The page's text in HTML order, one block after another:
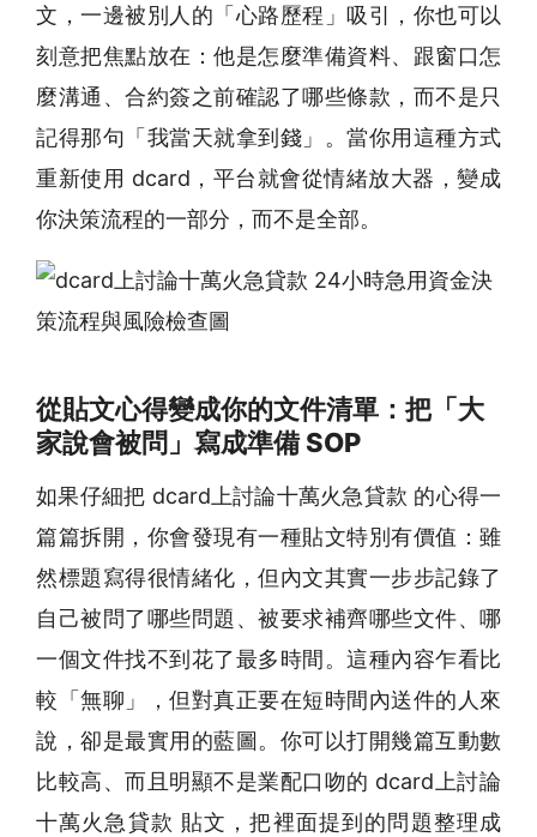
文，一邊被別人的「心路歷程」吸引，你也可以
刻意把焦點放在：他是怎麼準備資料、跟窗口怎
麼溝通、合約簽之前確認了哪些條款，而不是只
記得那句「我當天就拿到錢」。當你用這種方式
重新使用 dcard，平台就會從情緒放大器，變成
你決策流程的一部分，而不是全部。
從貼文心得變成你的文件清單：把「大
家說會被問」寫成準備 SOP
如果仔細把 dcard上討論十萬火急貸款 的心得一
篇篇拆開，你會發現有一種貼文特別有價值：雖
然標題寫得很情緒化，但內文其實一步步記錄了
自己被問了哪些問題、被要求補齊哪些文件、哪
一個文件找不到花了最多時間。這種內容乍看比
較「無聊」，但對真正要在短時間內送件的人來
說，卻是最實用的藍圖。你可以打開幾篇互動數
比較高、而且明顯不是業配口吻的 dcard上討論
十萬火急貸款 貼文，把裡面提到的問題整理成